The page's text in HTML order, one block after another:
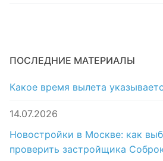
ПОСЛЕДНИЕ МАТЕРИАЛЫ
Какое время вылета
14.07.2026
Новостройки в Москве: как
проверить застройщика